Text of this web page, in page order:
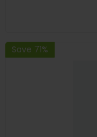
Save 71%